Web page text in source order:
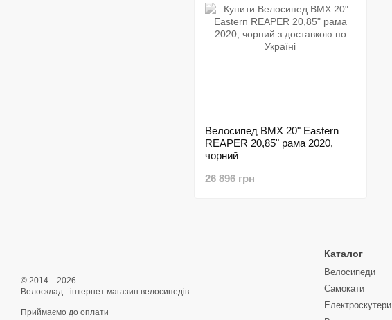
Велосипед BMX 20" Eastern
REAPER 20,85" рама 2020,
чорний
26 896 грн
© 2014—2026
Велосклад - інтернет магазин велосипедів
Приймаємо до оплати
Каталог
Велосипеди
Самокати
Електроскутери